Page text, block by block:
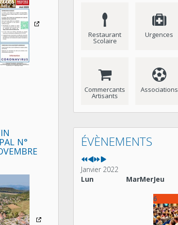
N°
Restaurant
Scolaire
Urgences
Commercants
Artisants
Associations
ÉVÈNEMENTS
Année
précédente
Mois
précédent
Année
suivante
Mois
suivant
Janvier 2022
Lun
MarMerJeu
6